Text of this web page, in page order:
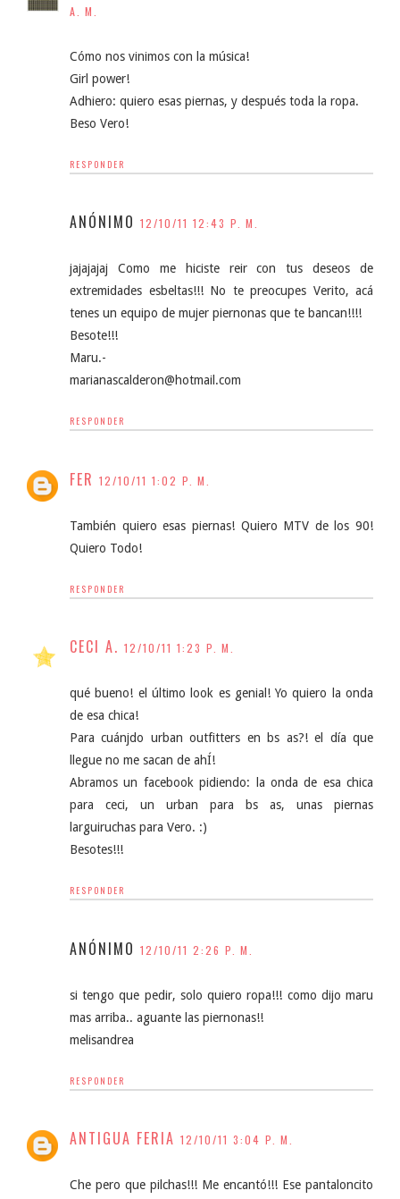
A. M.
Cómo nos vinimos con la música!
Girl power!
Adhiero: quiero esas piernas, y después toda la ropa.
Beso Vero!
RESPONDER
ANÓNIMO 12/10/11 12:43 P. M.
jajajajaj Como me hiciste reir con tus deseos de
extremidades esbeltas!!! No te preocupes Verito, acá
tenes un equipo de mujer piernonas que te bancan!!!!
Besote!!!
Maru.-
marianascalderon@hotmail.com
RESPONDER
FER 12/10/11 1:02 P. M.
También quiero esas piernas! Quiero MTV de los 90!
Quiero Todo!
RESPONDER
CECI A. 12/10/11 1:23 P. M.
qué bueno! el último look es genial! Yo quiero la onda
de esa chica!
Para cuánjdo urban outfitters en bs as?! el día que
llegue no me sacan de ahÍ!
Abramos un facebook pidiendo: la onda de esa chica
para ceci, un urban para bs as, unas piernas
larguiruchas para Vero. :)
Besotes!!!
RESPONDER
ANÓNIMO 12/10/11 2:26 P. M.
si tengo que pedir, solo quiero ropa!!! como dijo maru
mas arriba.. aguante las piernonas!!
melisandrea
RESPONDER
ANTIGUA FERIA 12/10/11 3:04 P. M.
Che pero que pilchas!!! Me encantó!!! Ese pantaloncito